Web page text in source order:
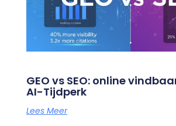
GEO vs SEO: online
AI-Tijdperk
Lees Meer